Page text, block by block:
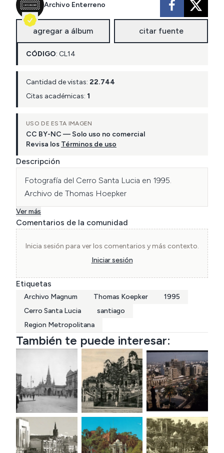
Archivo Enterreno
agregar a álbum citar fuente
CÓDIGO: CL14
Cantidad de vistas: 22.744
Citas académicas: 1
USO DE ESTA IMAGEN
CC BY-NC — Solo uso no comercial
Revisa los Términos de uso
Descripción
Fotografía del Cerro Santa Lucia en 1995.
Archivo de Thomas Hoepker
Ver más
Comentarios de la comunidad
Inicia sesión para ver los comentarios y más contexto.
Iniciar sesión
Etiquetas
Archivo Magnum Thomas Koepker
1995
Cerro Santa Lucia
santiago
Region Metropolitana
También te puede interesar: